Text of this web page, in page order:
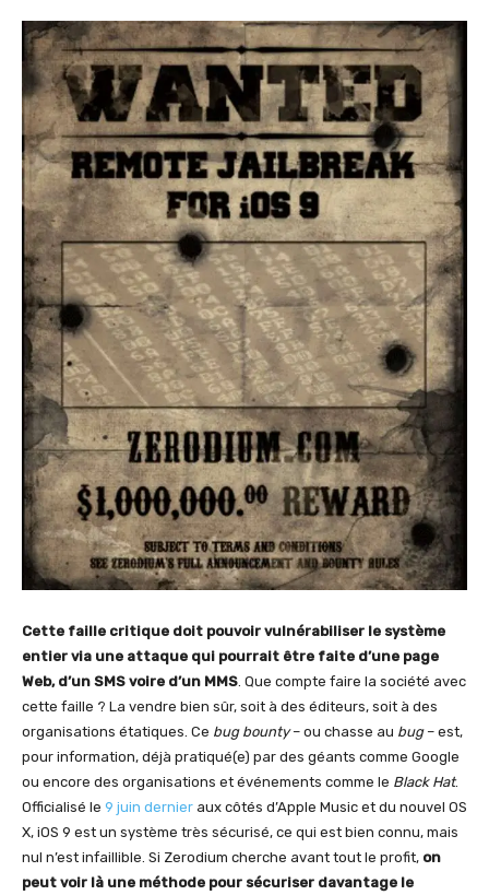
Cette faille critique doit pouvoir vulnérabiliser le système
entier via une attaque qui pourrait être faite d’une page
Web, d’un SMS voire d’un MMS . Que compte faire la société avec
cette faille ? La vendre bien sûr, soit à des éditeurs, soit à des
organisations étatiques. Ce bug bounty– ou chasse au bug– est,
pour information, déjà pratiqué(e) par des géants comme Google
ou encore des organisations et événements comme le Black Hat.
Officialisé le 9 juin dernier aux côtés d’Apple Music et du nouvel OS
X, iOS 9 est un système très sécurisé, ce qui est bien connu, mais
nul n’est infaillible. Si Zerodium cherche avant tout le profit, on
peut voir là une méthode pour sécuriser davantage le